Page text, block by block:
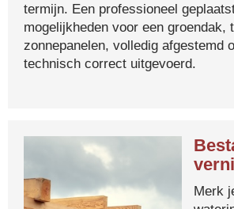
termijn. Een professioneel
mogelijkheden voor een groendak,
zonnepanelen, volledig afgestemd
technisch correct uitgevoerd.
Merk